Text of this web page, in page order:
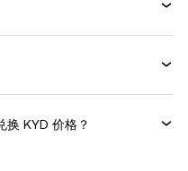
换 KYD 价格？